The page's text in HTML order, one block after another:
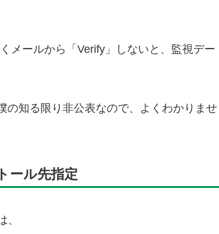
メールから「Verify」しないと、監視デー
知る限り非公表なので、よくわかりませ
ール先指定
、